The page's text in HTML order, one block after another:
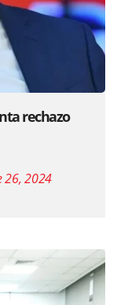
rechazo
26, 2024